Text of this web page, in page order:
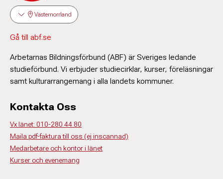
Västernorrland
Gå till abf.se
Arbetarnas Bildningsförbund (ABF) är Sveriges ledande
studieförbund. Vi erbjuder studiecirklar, kurser, föreläsningar
samt kulturarrangemang i alla landets kommuner.
Kontakta Oss
Vx länet: 010-280 44 80
Maila pdf-faktura till oss (ej inscannad)
Medarbetare och kontor i länet
Kurser och evenemang